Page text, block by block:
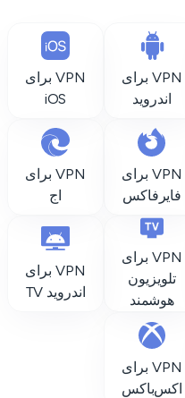
VPN برای
اندروید
VPN برای
iOS
VPN برای
فایرفاکس
VPN برای
اج
VPN برای
تلویزیون
هوشمند
VPN برای
اندروید TV
VPN برای
اکس‌باکس